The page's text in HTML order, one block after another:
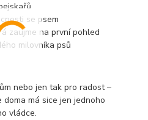
se psem
zaujme na první pohled
milovníka psů
nebo jen tak pro radost –
má sice jen jednoho
vládce.